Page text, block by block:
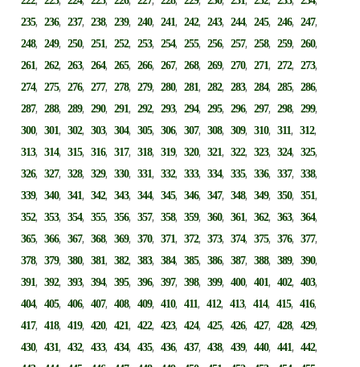
235,236,237,238,239,240,241,242,243,244,245,246,247,
248,249,250,251,252,253,254,255,256,257,258,259,260,
261,262,263,264,265,266,267,268,269,270,271,272,273,
274,275,276,277,278,279,280,281,282,283,284,285,286,
287,288,289,290,291,292,293,294,295,296,297,298,299,
300,301,302,303,304,305,306,307,308,309,310,311,312,
313,314,315,316,317,318,319,320,321,322,323,324,325,
326,327,328,329,330,331,332,333,334,335,336,337,338,
339,340,341,342,343,344,345,346,347,348,349,350,351,
352,353,354,355,356,357,358,359,360,361,362,363,364,
365,366,367,368,369,370,371,372,373,374,375,376,377,
378,379,380,381,382,383,384,385,386,387,388,389,390,
391,392,393,394,395,396,397,398,399,400,401,402,403,
404,405,406,407,408,409,410,411,412,413,414,415,416,
417,418,419,420,421,422,423,424,425,426,427,428,429,
430,431,432,433,434,435,436,437,438,439,440,441,442,